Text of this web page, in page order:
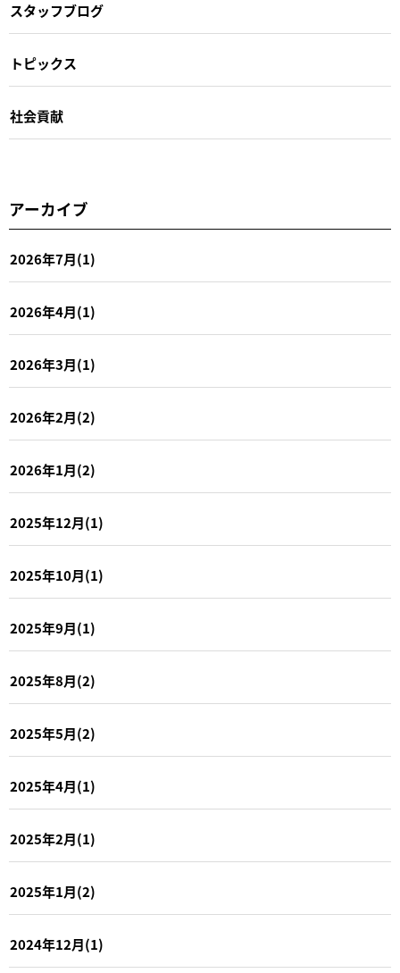
スタッフブログ
トピックス
社会貢献
アーカイブ
2026年7月(1)
2026年4月(1)
2026年3月(1)
2026年2月(2)
2026年1月(2)
2025年12月(1)
2025年10月(1)
2025年9月(1)
2025年8月(2)
2025年5月(2)
2025年4月(1)
2025年2月(1)
2025年1月(2)
2024年12月(1)